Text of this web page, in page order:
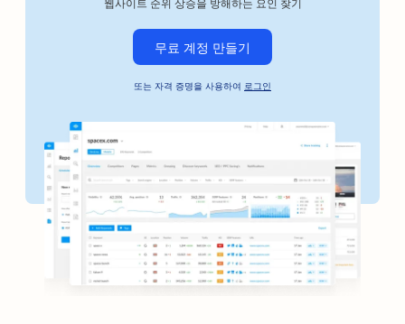
자동차 비즈니스를 위한 SEO
베이커리용 SEO
이발소를 위한 SEO
부티크를 위한 SEO
보톡스 및 필러 서비스를 위한 SEO
볼링장용 SEO
웹사이트 순위 상승을 방해하는 요인 찾기
무료 계정 만들기
또는 자격 증명을 사용하여 로그인